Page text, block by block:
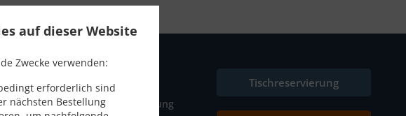
auf dieser Website
Zwecke verwenden:
erforderlich sind
nächsten BestellungTischreservierung
Tischreservierung